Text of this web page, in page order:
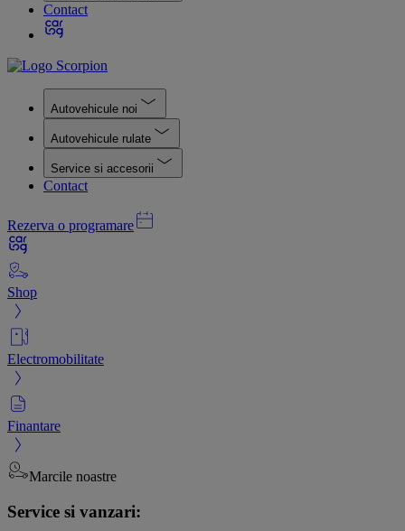
Contact
Autovehicule noi
Autovehicule rulate
Service si accesorii
Contact
Rezerva o programare
Shop
Electromobilitate
Finantare
Marcile noastre
Service si vanzari: